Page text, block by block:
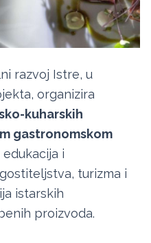
razvoj Istre, u
organizira
kuharskih
gastronomskom
i
turizma i
istarskih
proizvoda.